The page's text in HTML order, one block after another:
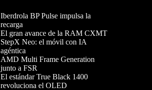
Iberdrola BP Pulse impulsa la
recarga
El gran avance de la RAM CXMT
StepX Neo: el móvil con IA
agéntica
AMD Multi Frame Generation
junto a FSR
El estándar True Black 1400
revoluciona el OLED